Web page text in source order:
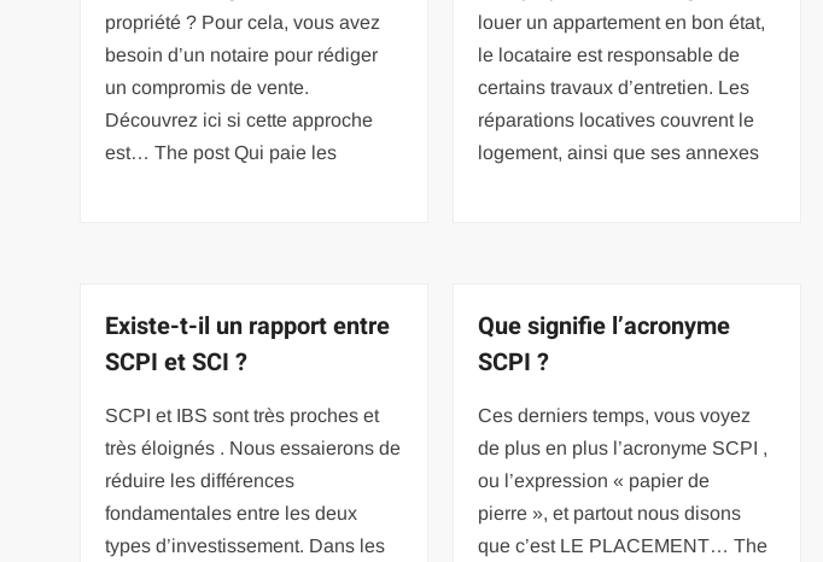
propriété ? Pour cela, vous avez
besoin d’un notaire pour rédiger
un compromis de vente.
Découvrez ici si cette approche
est… The post Qui paie les
louer un appartement en bon état,
le locataire est responsable de
certains travaux d’entretien. Les
réparations locatives couvrent le
logement, ainsi que ses annexes
Existe-t-il un rapport entre
SCPI et SCI ?
SCPI et IBS sont très proches et
très éloignés . Nous essaierons de
réduire les différences
fondamentales entre les deux
types d’investissement. Dans les
Que signifie l’acronyme
SCPI ?
Ces derniers temps, vous voyez
de plus en plus l’acronyme SCPI ,
ou l’expression « papier de
pierre », et partout nous disons
que c’est LE PLACEMENT… The